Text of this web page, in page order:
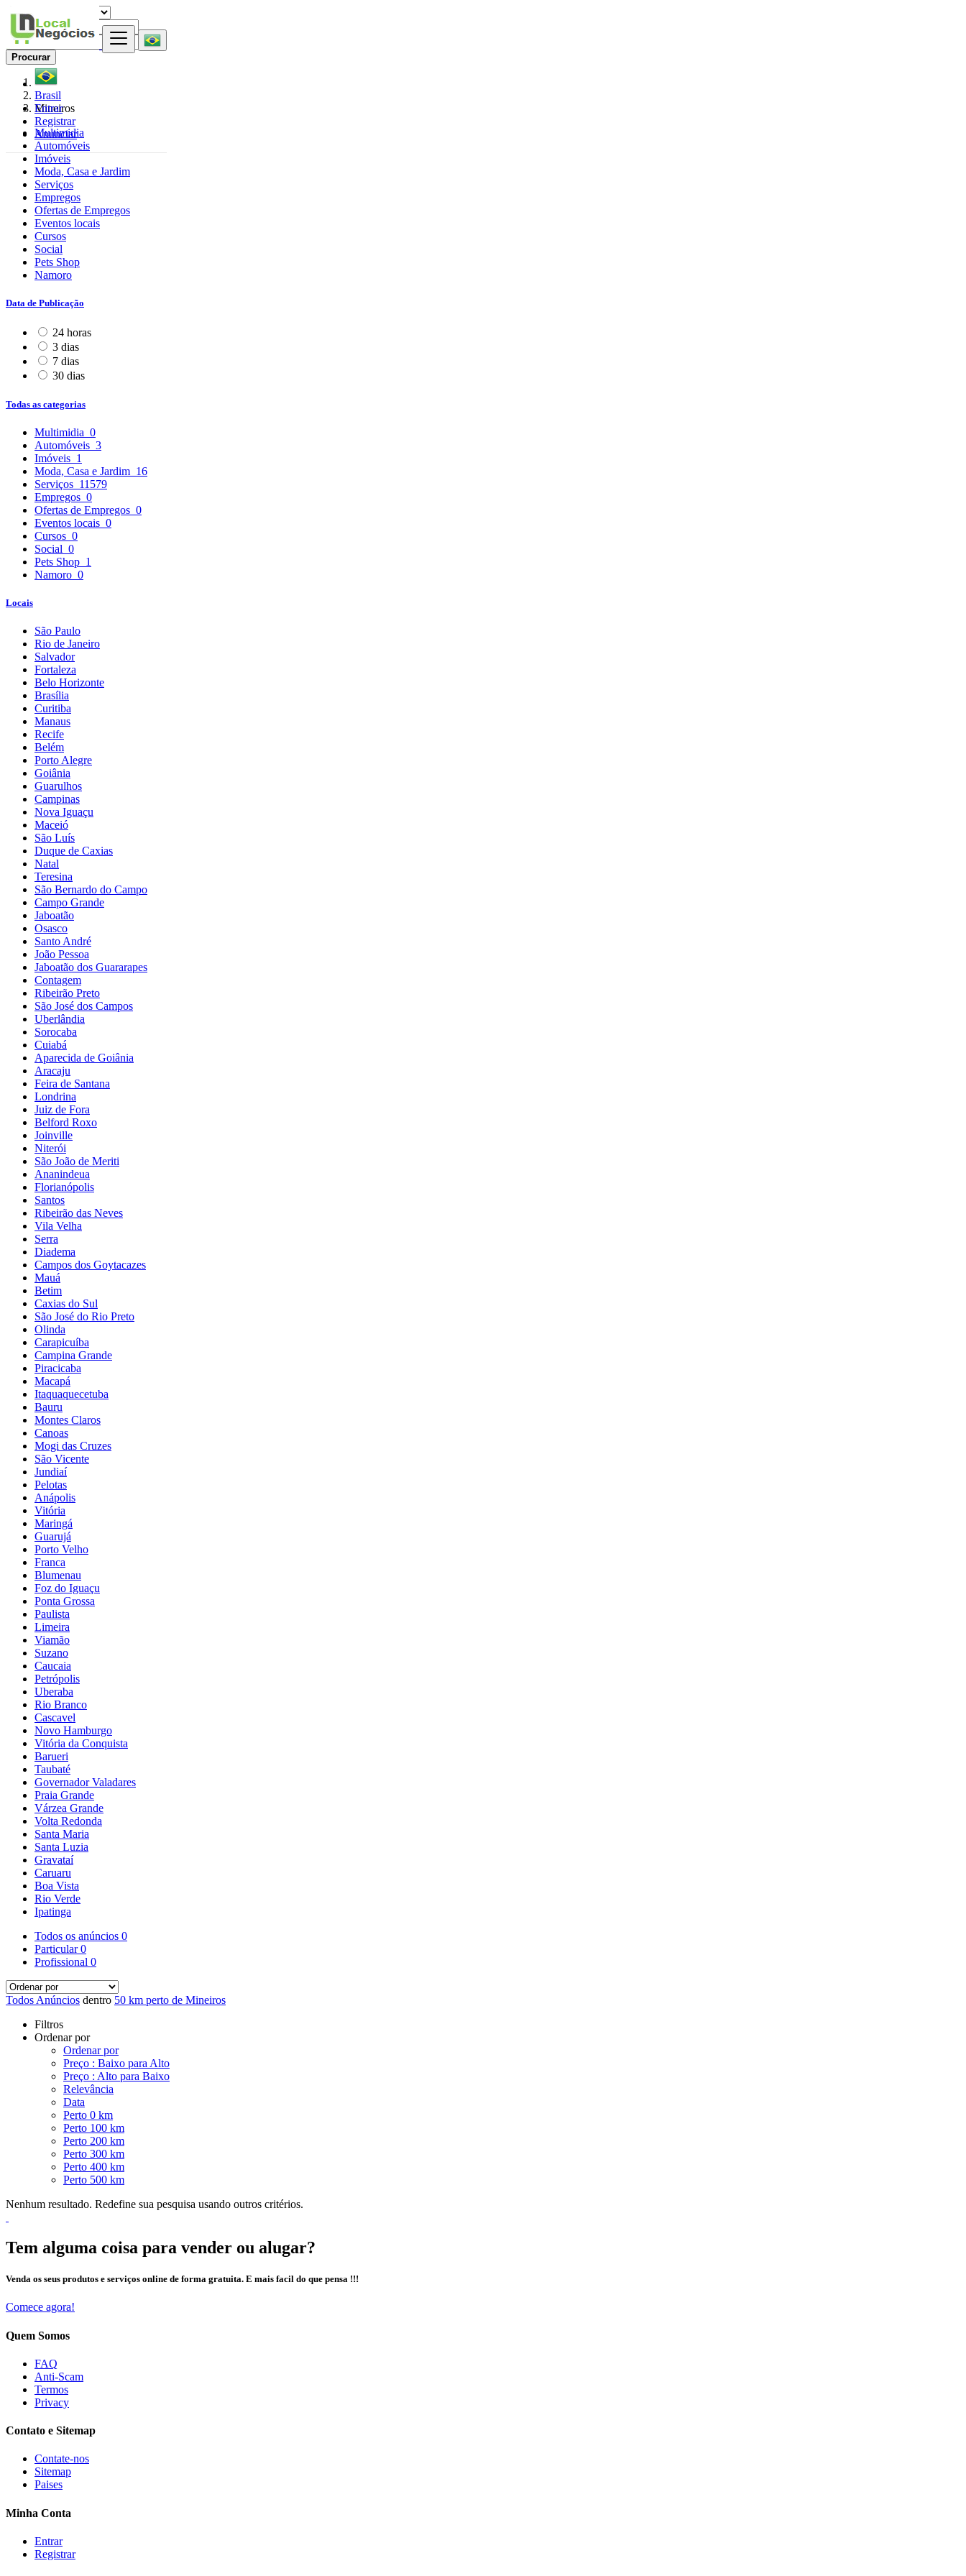
Entrar
Registrar
Anunciar
Procurar
Brasil
Mineiros
Multimidia
Automóveis
Imóveis
Moda, Casa e Jardim
Serviços
Empregos
Ofertas de Empregos
Eventos locais
Cursos
Social
Pets Shop
Namoro
Data de Publicação
24 horas
3 dias
7 dias
30 dias
Todas as categorias
Multimidia 0
Automóveis 3
Imóveis 1
Moda, Casa e Jardim 16
Serviços 11579
Empregos 0
Ofertas de Empregos 0
Eventos locais 0
Cursos 0
Social 0
Pets Shop 1
Namoro 0
Locais
São Paulo
Rio de Janeiro
Salvador
Fortaleza
Belo Horizonte
Brasília
Curitiba
Manaus
Recife
Belém
Porto Alegre
Goiânia
Guarulhos
Campinas
Nova Iguaçu
Maceió
São Luís
Duque de Caxias
Natal
Teresina
São Bernardo do Campo
Campo Grande
Jaboatão
Osasco
Santo André
João Pessoa
Jaboatão dos Guararapes
Contagem
Ribeirão Preto
São José dos Campos
Uberlândia
Sorocaba
Cuiabá
Aparecida de Goiânia
Aracaju
Feira de Santana
Londrina
Juiz de Fora
Belford Roxo
Joinville
Niterói
São João de Meriti
Ananindeua
Florianópolis
Santos
Ribeirão das Neves
Vila Velha
Serra
Diadema
Campos dos Goytacazes
Mauá
Betim
Caxias do Sul
São José do Rio Preto
Olinda
Carapicuíba
Campina Grande
Piracicaba
Macapá
Itaquaquecetuba
Bauru
Montes Claros
Canoas
Mogi das Cruzes
São Vicente
Jundiaí
Pelotas
Anápolis
Vitória
Maringá
Guarujá
Porto Velho
Franca
Blumenau
Foz do Iguaçu
Ponta Grossa
Paulista
Limeira
Viamão
Suzano
Caucaia
Petrópolis
Uberaba
Rio Branco
Cascavel
Novo Hamburgo
Vitória da Conquista
Barueri
Taubaté
Governador Valadares
Praia Grande
Várzea Grande
Volta Redonda
Santa Maria
Santa Luzia
Gravataí
Caruaru
Boa Vista
Rio Verde
Ipatinga
Todos os anúncios 0
Particular0
Profissional 0
Todos Anúncios dentro 50 km perto de Mineiros
Filtros
Ordenar por
Ordenar por
Preço : Baixo para Alto
Preço : Alto para Baixo
Relevância
Data
Perto 0 km
Perto 100 km
Perto 200 km
Perto 300 km
Perto 400 km
Perto 500 km
Nenhum resultado. Redefine sua pesquisa usando outros critérios.
Tem alguma coisa para vender ou alugar?
Venda os seus produtos e serviços online de forma gratuita. E mais facil do que pensa !!!
Comece agora!
Quem Somos
FAQ
Anti-Scam
Termos
Privacy
Contato e Sitemap
Contate-nos
Sitemap
Paises
Minha Conta
Entrar
Registrar